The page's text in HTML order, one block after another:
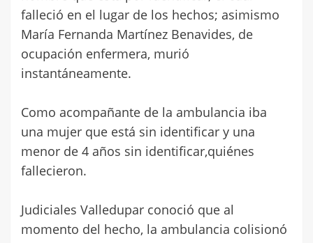
falleció en el lugar de los hechos; asimismo
María Fernanda Martínez Benavides, de
ocupación enfermera, murió
instantáneamente.
Como acompañante de la ambulancia iba
una mujer que está sin identificar y una
menor de 4 años sin identificar,quiénes
fallecieron.
Judiciales Valledupar conoció que al
momento del hecho, la ambulancia colisionó